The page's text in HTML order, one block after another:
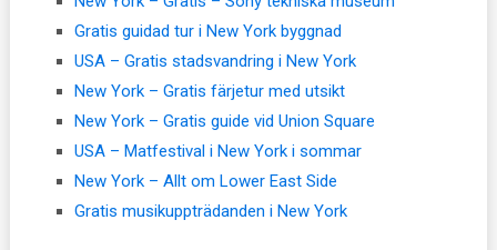
Gratis guidad tur i New York byggnad
USA – Gratis stadsvandring i New York
New York – Gratis färjetur med utsikt
New York – Gratis guide vid Union Square
USA – Matfestival i New York i sommar
New York – Allt om Lower East Side
Gratis musikuppträdanden i New York